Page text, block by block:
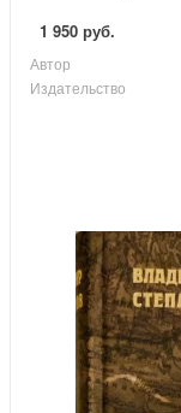
1 950 руб.
Автор
Издательство